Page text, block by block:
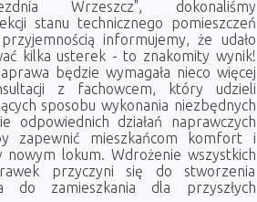
Wrzeszcz", dokonaliśmy
stanu technicznego pomieszczeń
informujemy, że udało
kilka usterek - to znakomity wynik!
będzie wymagała nieco więcej
z fachowcem, który udzieli
sposobu wykonania niezbędnych
odpowiednich działań naprawczych
zapewnić mieszkańcom komfort i
nowym lokum. Wdrożenie wszystkich
przyczyni się do stworzenia
do zamieszkania dla przyszłych